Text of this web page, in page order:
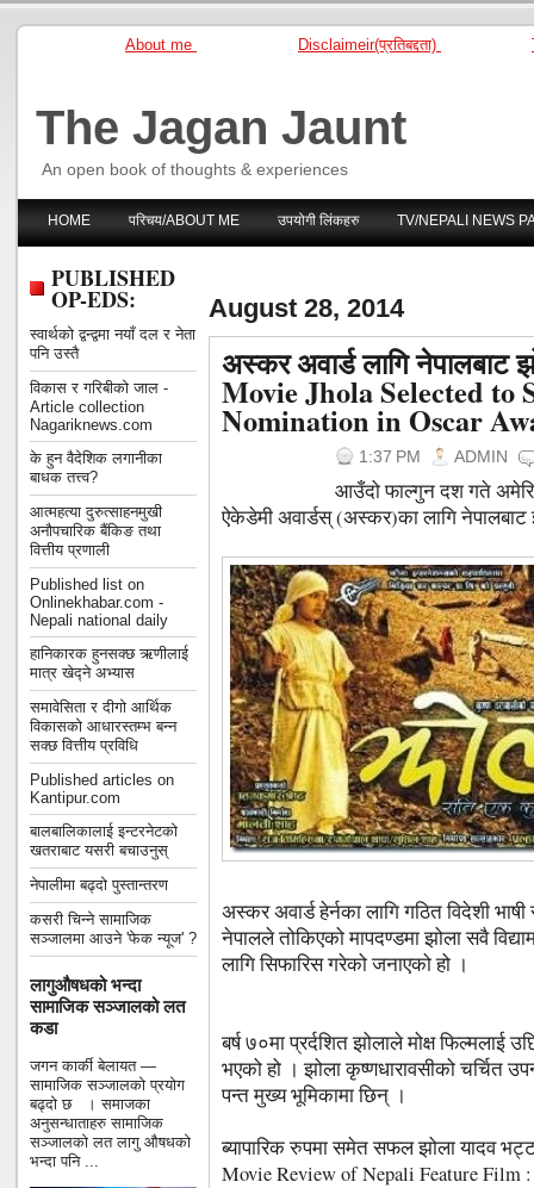
About me Disclaimeir(प्रतिबद्दता)
The Jagan Jaunt
An open book of thoughts & experiences
HOME परिचय/ABOUT ME उपयोगी लिंकहरु TV/NEPALI NEWS
PUBLISHED
OP-EDS:
स्वार्थको द्वन्द्वमा नयाँ दल र नेता
पनि उस्तै
विकास र गरिबीको जाल -
Article collection
Nagariknews.com
के हुन वैदेशिक लगानीका
बाधक तत्त्व?
आत्महत्या दुरुत्साहनमुखी
अनौपचारिक बैंकिङ तथा
वित्तीय प्रणाली
Published list on
Onlinekhabar.com -
Nepali national daily
हानिकारक हुनसक्छ ऋणीलाई
मात्र खेद्ने अभ्यास
समावेसिता र दीगो आर्थिक
विकासको आधारस्तम्भ बन्न
सक्छ वित्तीय प्रविधि
Published articles on
Kantipur.com
बालबालिकालाई इन्टरनेटको
खतराबाट यसरी बचाउनुस्
नेपालीमा बढ्दो पुस्तान्तरण
कसरी चिन्ने सामाजिक
सञ्जालमा आउने 'फेक न्यूज' ?
लागुऔषधको भन्दा
सामाजिक सञ्जालको लत
कडा
जगन कार्की बेलायत —
सामाजिक सञ्जालको प्रयोग
बढ्दो छ । समाजका
अनुसन्धाताहरु सामाजिक
सञ्जालको लत लागु औषधको
भन्दा पनि ...
August 28, 2014
अस्कर अवार्ड लागि नेपालबाट
Movie Jhola Selected to
Nomination in Oscar
1:37 PM ADMIN
आउँदो फाल्गुन दश गते
ऐकेडेमी अवार्डस् (अस्कर)का लागि
अस्कर अवार्ड हेर्नका लागि गठित विदेशी
नेपालले तोकिएको मापदण्डमा झोला सवै
लागि सिफारिस गरेको जनाएको हो ।
बर्ष ७०मा प्रर्दशित झोलाले मोक्ष
भएको हो । झोला कृष्णधारावसीको चर्चित
पन्त मुख्य भूमिकामा छिन् ।
ब्यापारिक रुपमा समेत सफल झोला यादव
Movie Review of Nepali Feature Film :